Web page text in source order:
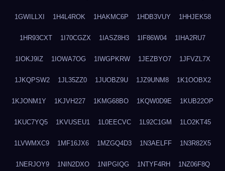
1GWILLXI 1H4L4ROK 1HAKMC6P 1HDB3VUY 1HHJEK58
1HR93CXT 1I70CGZX 1IASZ8H3 1IF86W04 1IHA2RU7
1IOKJ9IZ 1IOWA7OG 1IWGPKRW 1JEZBYO7 1JFVZL7X
1JKQPSW2 1JL35ZZ0 1JUOBZ9U 1JZ9UNM8 1K1OOBX2
1KJONM1Y 1KJVH227 1KMG68BO 1KQW0D9E 1KUB22OP
1KUC7YQ5 1KVUSEU1 1L0EECVC 1L92C1GM 1LO2KT45
1LVWMXC9 1MF16JX6 1MZGQ4D3 1N3AELFF 1N3R82X5
1NERJOY9 1NIN2DXO 1NIPGIQG 1NTYF4RH 1NZ06F8Q